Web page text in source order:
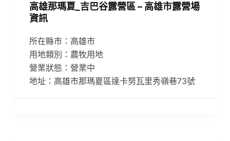
高雄那瑪夏_吉巴谷露營區 – 高雄市露營場
資訊
所在縣市：高雄市
用地類別：農牧用地
營業狀態：營業中
地址：高雄市那瑪夏區達卡努瓦里秀嶺巷73號